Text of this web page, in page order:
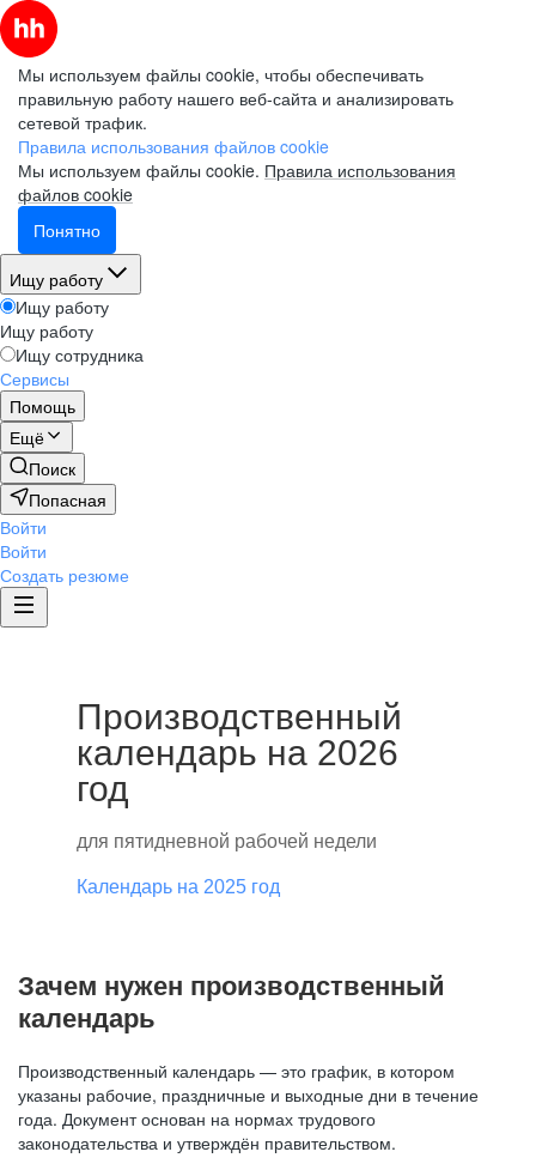
Мы используем файлы cookie, чтобы обеспечивать
правильную работу нашего веб-сайта и анализировать
сетевой трафик.
Правила использования файлов cookie
Мы используем файлы cookie. Правила использования
файлов cookie
Понятно
Ищу работу
Ищу работу
Ищу работу
Ищу сотрудника
Сервисы
Помощь
Ещё
Поиск
Попасная
Войти
Войти
Создать резюме
Производственный
календарь на 2026
год
для пятидневной рабочей недели
Календарь на 2025 год
Зачем нужен производственный
календарь
Производственный календарь — это график, в котором
указаны рабочие, праздничные и выходные дни в течение
года. Документ основан на нормах трудового
законодательства и утверждён правительством.